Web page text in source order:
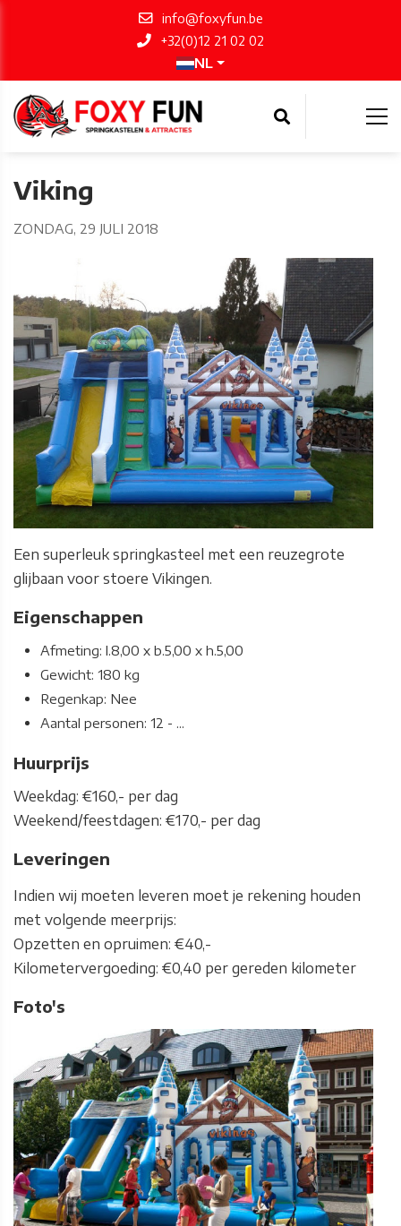
info@foxyfun.be
+32(0)12 21 02 02
NL
Viking
ZONDAG, 29 JULI 2018
Een superleuk springkasteel met een reuzegrote
glijbaan voor stoere Vikingen.
Eigenschappen
Afmeting: l.8,00 x b.5,00 x h.5,00
Gewicht: 180 kg
Regenkap: Nee
Aantal personen: 12 - ...
Huurprijs
Weekdag: €160,- per dag
Weekend/feestdagen: €170,- per dag
Leveringen
Indien wij moeten leveren moet je rekening houden
met volgende meerprijs:
Opzetten en opruimen: €40,-
Kilometervergoeding: €0,40 per gereden kilometer
Foto's